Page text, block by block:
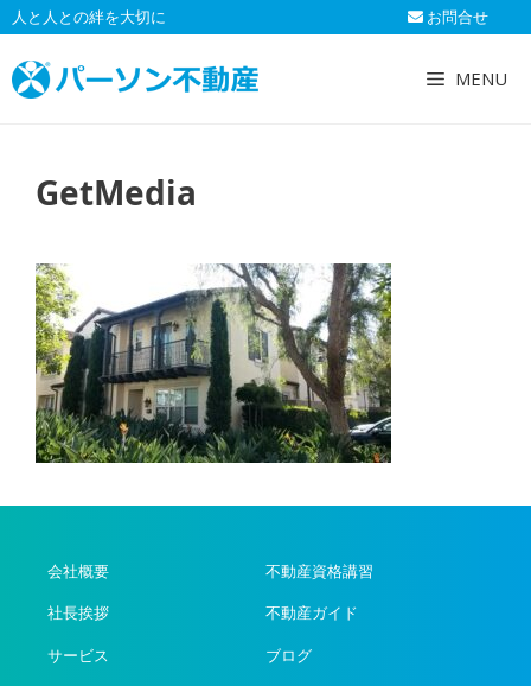
コ
ン
テ
ン
人と人との絆を大切に お問合せ
MENU
GetMedia
会社概要
社長挨拶
サービス
不動産資格講習
不動産ガイド
ブログ